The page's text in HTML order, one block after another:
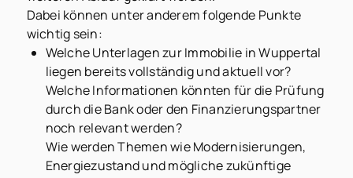
Dabei können unter anderem folgende Punkte
wichtig sein:
Welche Unterlagen zur Immobilie in Wuppertal
liegen bereits vollständig und aktuell vor?
Welche Informationen könnten für die Prüfung
durch die Bank oder den Finanzierungspartner
noch relevant werden?
Wie werden Themen wie Modernisierungen,
Energiezustand und mögliche zukünftige